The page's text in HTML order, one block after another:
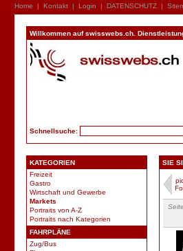
Home | Kontakt | Login | DATENSCHUTZ |
Willkommen auf swisswebs.ch.
Schnellsuche:
KATEGORIEN
Freizeit
Gastro
Wirtschaft und Gewerbe
Markets
Portraits von A-Z
Portraits nach Kategorien
FAHRPLÄNE
Zug/Bus
SIE